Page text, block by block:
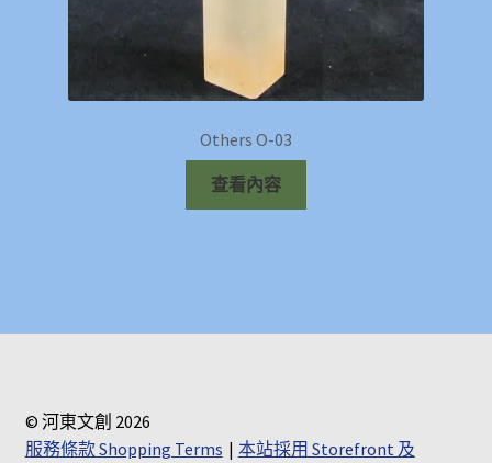
Others O-03
查看內容
© 河東文創 2026
服務條款 Shopping Terms
本站採用 Storefront 及